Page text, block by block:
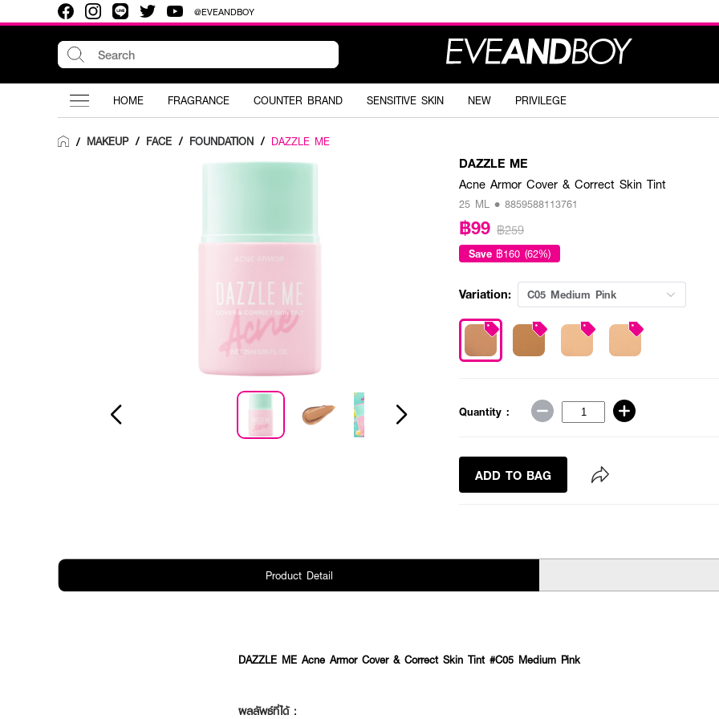
@EVEANDBOY
HOME FRAGRANCE COUNTER BRAND SENSITIVE SKIN NEW PRIVILEGE
/ MAKEUP / FACE / FOUNDATION / DAZZLE ME
DAZZLE ME
Acne Armor Cover & Correct Skin Tint
25 ML • 8859588113761
฿99 ฿259
Save ฿160 (62%)
Variation: C05 Medium Pink
Quantity :
ADD TO BAG
Product Detail
DAZZLE ME Acne Armor Cover & Correct Skin Tint #C05 Medium Pink
ผลลัพธ์ที่ได้ :